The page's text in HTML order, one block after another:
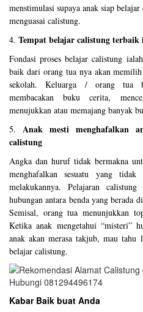
menstimulasi supaya anak siap
menguasai calistung.
4. Tempat belajar calistung terbaik
Fondasi proses belajar calistung
baik dari orang tua nya akan
sekolah. Keluarga / orang tua
membacakan buku cerita,
menujukkan atau memajang banyak
5. Anak mesti menghafalkan
calistung
Angka dan huruf tidak bermakna
menghafalkan sesuatu yang
melakukannya. Pelajaran
hubungan antara benda yang berada
Semisal, orang tua menunjukkan
Ketika anak mengetahui “misteri”
anak akan merasa takjub, mau
belajar calistung.
Kabar Baik buat Anda